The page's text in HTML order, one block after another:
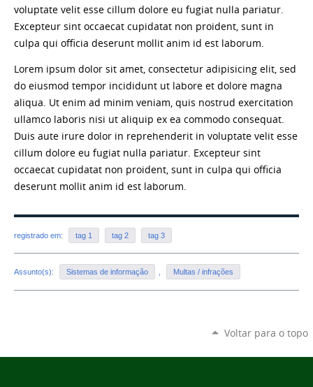
voluptate velit esse cillum dolore eu fugiat nulla pariatur.
Excepteur sint occaecat cupidatat non proident, sunt in
culpa qui officia deserunt mollit anim id est laborum.
Lorem ipsum dolor sit amet, consectetur adipisicing elit, sed
do eiusmod tempor incididunt ut labore et dolore magna
aliqua. Ut enim ad minim veniam, quis nostrud exercitation
ullamco laboris nisi ut aliquip ex ea commodo consequat.
Duis aute irure dolor in reprehenderit in voluptate velit esse
cillum dolore eu fugiat nulla pariatur. Excepteur sint
occaecat cupidatat non proident, sunt in culpa qui officia
deserunt mollit anim id est laborum.
registrado em: tag 1 tag 2 tag 3
Assunto(s): Sistemas de informação Multas / infrações
Voltar para o topo